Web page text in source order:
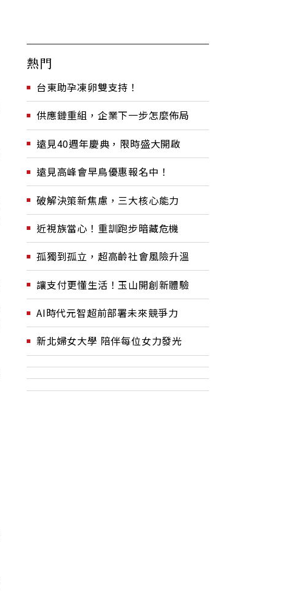
熱門
台東助孕凍卵雙支持！
供應鏈重組，企業下一步怎麼佈局
遠見40週年慶典，限時盛大開啟
遠見高峰會早鳥優惠報名中！
破解決策新焦慮，三大核心能力
近視族當心！重訓跑步暗藏危機
孤獨到孤立，超高齡社會風險升溫
讓支付更懂生活！玉山開創新體驗
AI時代元智超前部署未來競爭力
新北婦女大學 陪伴每位女力發光